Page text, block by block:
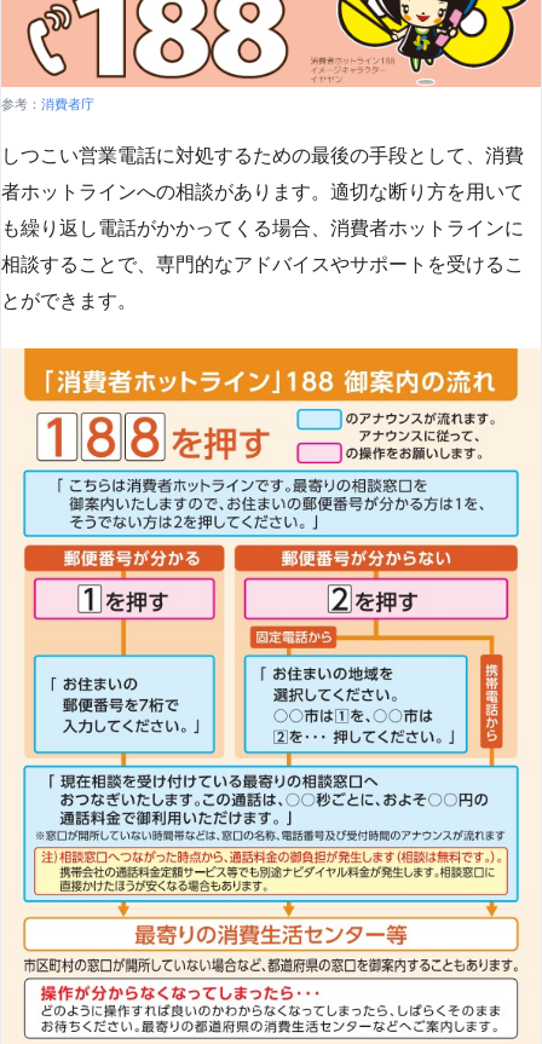
参考： 消費者庁
しつこい営業電話に対処するための最後の手段として、消費
者ホットラインへの相談があります。適切な断り方を用いて
も繰り返し電話がかかってくる場合、消費者ホットラインに
相談することで、専門的なアドバイスやサポートを受けるこ
とができます​​。